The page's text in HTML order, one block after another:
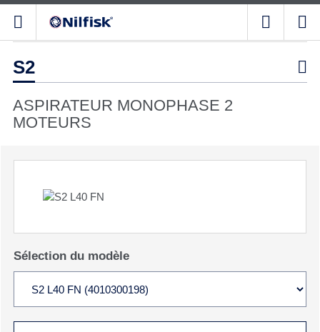
S2 
ASPIRATEUR MONOPHASE 2
MOTEURS
Sélection du modèle